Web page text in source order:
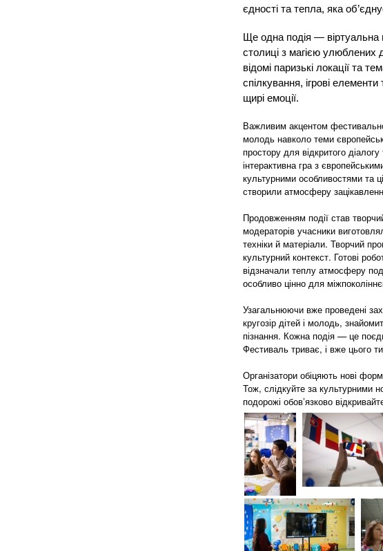
єдності та тепла, яка
Ще одна подія — віртуальна
столиці з магією улюблених
відомі паризькі локації та
спілкування, ігрові
щирі емоції.
Важливим акцентом
молодь навколо теми
простору для відкритого
інтерактивна гра з
культурними особливостями та
створили атмосферу
Продовженням події став
модераторів учасники
техніки й матеріали. Творчий
культурний контекст. Готові
відзначали теплу атмосферу
особливо цінно для
Узагальнюючи вже проведені
кругозір дітей і молодь,
пізнання. Кожна подія — це
Фестиваль триває, і вже цього
Організатори обіцяють нові
Тож, слідкуйте за культурними
подорожі обов’язково